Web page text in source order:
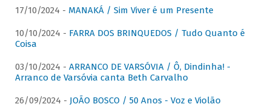
17/10/2024 - MANAKÁ / Sim Viver é um Presente
10/10/2024 - FARRA DOS BRINQUEDOS / Tudo Quanto é
Coisa
03/10/2024 - ARRANCO DE VARSÓVIA / Ô, Dindinha! -
Arranco de Varsóvia canta Beth Carvalho
26/09/2024 - JOÃO BOSCO / 50 Anos - Voz e Violão